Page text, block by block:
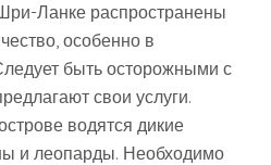
Ланке распространены
особенно в
быть осторожными с
свои услуги.
водятся дикие
и леопарды. Необходимо